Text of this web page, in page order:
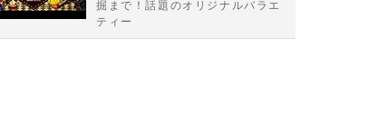
掘まで！話題のオリジナルバラエ
ティー